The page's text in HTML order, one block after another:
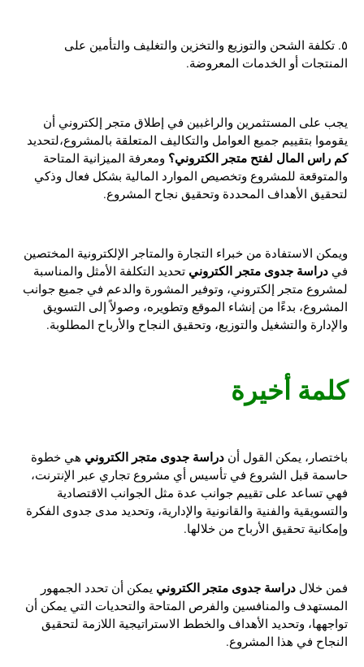
٥. تكلفة الشحن والتوزيع والتخزين والتغليف والتأمين على
المنتجات أو الخدمات المعروضة.
يجب على المستثمرين والراغبين في إطلاق متجر إلكتروني أن
يقوموا بتقييم جميع العوامل والتكاليف المتعلقة بالمشروع،لتحديد
كم راس المال لفتح متجر الكتروني؟ومعرفة الميزانية المتاحة
والمتوقعة للمشروع وتخصيص الموارد المالية بشكل فعال وذكي
لتحقيق الأهداف المحددة وتحقيق نجاح المشروع.
ويمكن الاستفادة من خبراء التجارة والمتاجر الإلكترونية المختصين
فيدراسة جدوى متجر الكترونيتحديد التكلفة الأمثل والمناسبة
لمشروع متجر إلكتروني، وتوفير المشورة والدعم في جميع جوانب
المشروع، بدءًا من إنشاء الموقع وتطويره، وصولاً إلى التسويق
والإدارة والتشغيل والتوزيع، وتحقيق النجاح والأرباح المطلوبة.
كلمة أخيرة
باختصار، يمكن القول أن دراسة جدوى متجر الكترونيهي خطوة
حاسمة قبل الشروع في تأسيس أي مشروع تجاري عبر الإنترنت،
فهي تساعد على تقييم جوانب عدة مثل الجوانب الاقتصادية
والتسويقية والفنية والقانونية والإدارية، وتحديد مدى جدوى الفكرة
وإمكانية تحقيق الأرباح من خلالها.
فمن خلالدراسة جدوى متجر الكترونييمكن أن تحدد الجمهور
المستهدف والمنافسين والفرص المتاحة والتحديات التي يمكن أن
تواجهها، وتحديد الأهداف والخطط الاستراتيجية اللازمة لتحقيق
النجاح في هذا المشروع.